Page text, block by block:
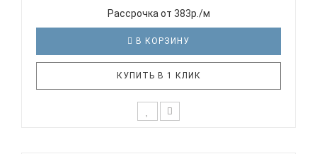
Рассрочка от 383р./м
В КОРЗИНУ
КУПИТЬ В 1 КЛИК